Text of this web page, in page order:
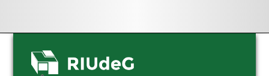
Skip
navigation